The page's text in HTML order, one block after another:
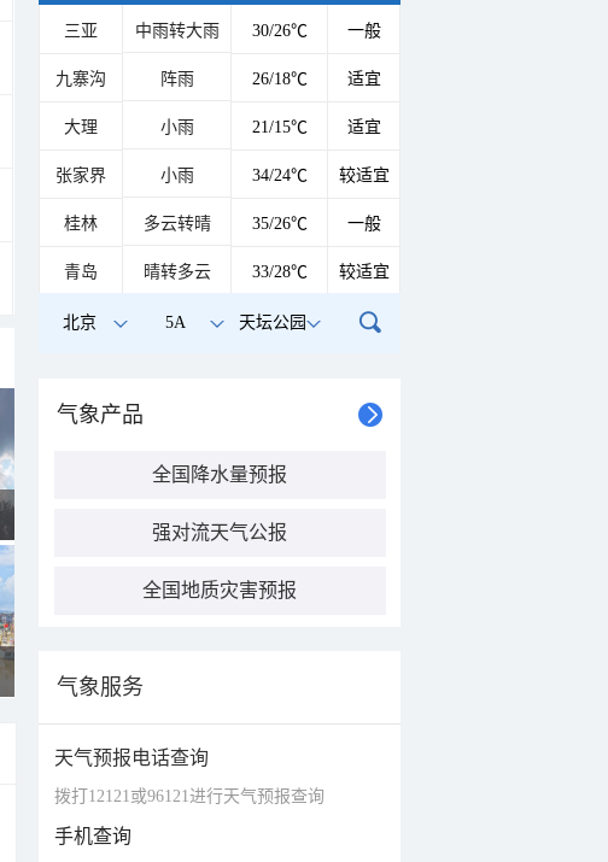
三亚 中雨转大雨 30/26℃ 一般
九寨沟 阵雨 26/18℃ 适宜
大理 小雨 21/15℃ 适宜
张家界 小雨 34/24℃ 较适宜
桂林 多云转晴 35/26℃ 一般
青岛 晴转多云 33/28℃ 较适宜
北京 5A 天坛公园
气象产品
全国降水量预报
强对流天气公报
全国地质灾害预报
气象服务
天气预报电话查询
拨打12121或96121进行天气预报查询
手机查询